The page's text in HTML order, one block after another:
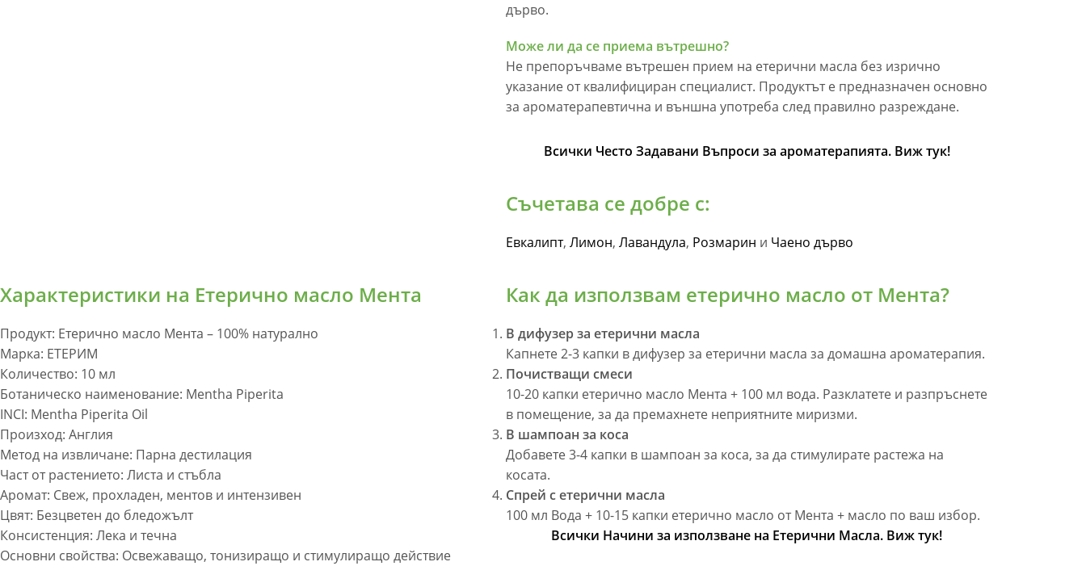
дърво.
Може ли да се приема вътрешно?
Не препоръчваме вътрешен прием на етерични масла без изрично
указание от квалифициран специалист. Продуктът е предназначен основно
за ароматерапевтична и външна употреба след правилно разреждане.
Всички Често Задавани Въпроси за ароматерапията. Виж тук!
Съчетава се добре с:
Евкалипт, Лимон, Лавандула, Розмарин и Чаено дърво
Характеристики на Етерично масло Мента
Продукт: Етерично масло Мента – 100% натурално
Марка: ЕТЕРИМ
Количество: 10 мл
Ботаническо наименование: Mentha Piperita
INCI: Mentha Piperita Oil
Произход: Англия
Метод на извличане: Парна дестилация
Част от растението: Листа и стъбла
Аромат: Свеж, прохладен, ментов и интензивен
Цвят: Безцветен до бледожълт
Консистенция: Лека и течна
Основни свойства: Освежаващо, тонизиращо и стимулиращо действие
Как да използвам етерично масло от Мента?
В дифузер за етерични масла
Капнете 2-3 капки в дифузер за етерични масла за домашна ароматерапия.
Почистващи смеси
10-20 капки етерично масло Мента + 100 мл вода. Разклатете и разпръснете
в помещение, за да премахнете неприятните миризми.
В шампоан за коса
Добавете 3-4 капки в шампоан за коса, за да стимулирате растежа на
косата.
Спрей с етерични масла
100 мл Вода + 10-15 капки етерично масло от Мента + масло по ваш избор.
Всички Начини за използване на Етерични Масла. Виж тук!